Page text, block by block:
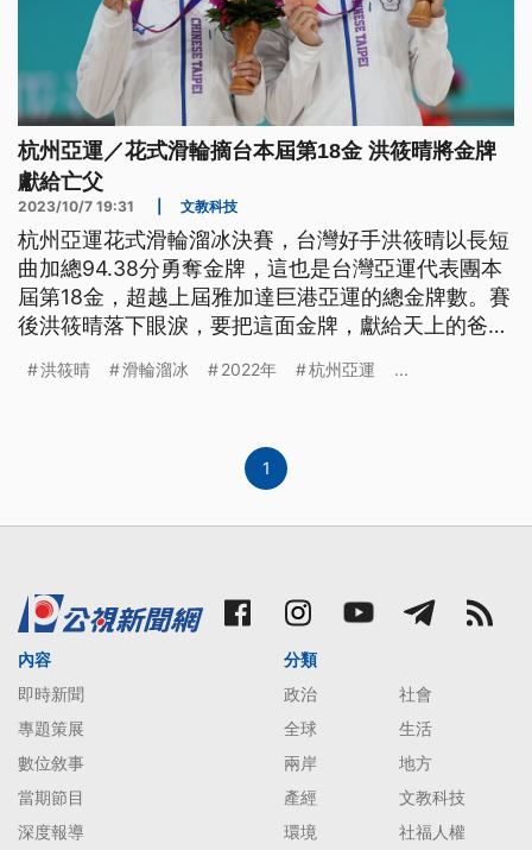
杭州亞運／花式滑輪摘台本屆第18金 洪筱晴將金牌
獻給亡父
2023/10/7 19:31 文教科技
杭州亞運花式滑輪溜冰決賽，台灣好手洪筱晴以長短
曲加總94.38分勇奪金牌，這也是台灣亞運代表團本
屆第18金，超越上屆雅加達巨港亞運的總金牌數。賽
後洪筱晴落下眼淚，要把這面金牌，獻給天上的爸
洪筱晴 滑輪溜冰 2022年 杭州亞運 ...
1
內容
即時新聞
專題策展
數位敘事
當期節目
深度報導
分類
政治
社會
全球
生活
兩岸
地方
產經
文教科技
環境
社福人權